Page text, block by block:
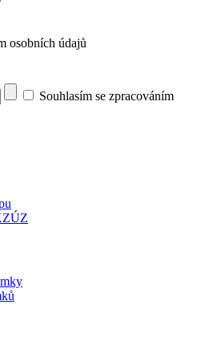
osobních údajů
Souhlasím se zpracováním